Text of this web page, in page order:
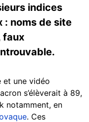
indices
: noms de site
faux
et une vidéo
s’élèverait à 89,
notamment, en
. Ces